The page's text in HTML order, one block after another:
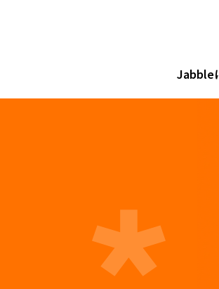
Jabble